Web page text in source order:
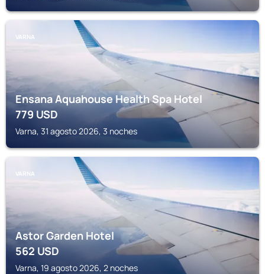
VARNA
Ensana Aquahouse Health Spa Hotel
779USD
Varna, 31 agosto 2026, 3 noches
VARNA
Astor Garden Hotel
562USD
Varna, 19 agosto 2026, 2 noches